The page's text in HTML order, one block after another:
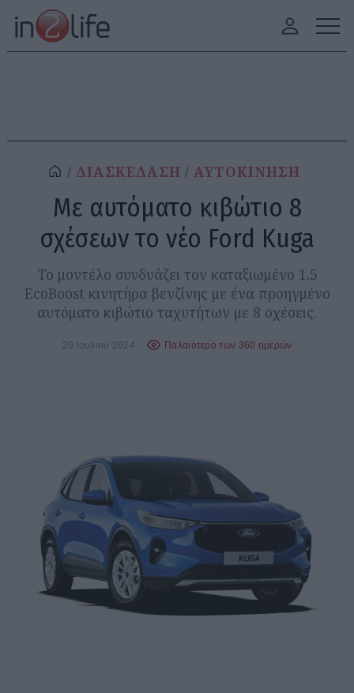
ΔΙΑΣΚΕΔΑΣΗ ΑΥΤΟΚΙΝΗΣΗ
Με αυτόματο κιβώτιο 8
σχέσεων το νέο Ford Kuga
Το μοντέλο συνδυάζει τον καταξιωμένο 1.5
EcoBoost κινητήρα βενζίνης με ένα προηγμένο
αυτόματο κιβώτιο ταχυτήτων με 8 σχέσεις.
29 Ιουλίου 2024 Παλαιότερο των 360 ημερών